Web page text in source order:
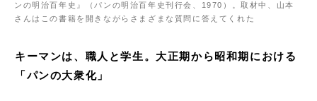
ンの明治百年史』（パンの明治百年史刊行会、1970）。取材中、山本
さんはこの書籍を開きながらさまざまな質問に答えてくれた
キーマンは、職人と学生。大正期から昭和期における
「パンの大衆化」